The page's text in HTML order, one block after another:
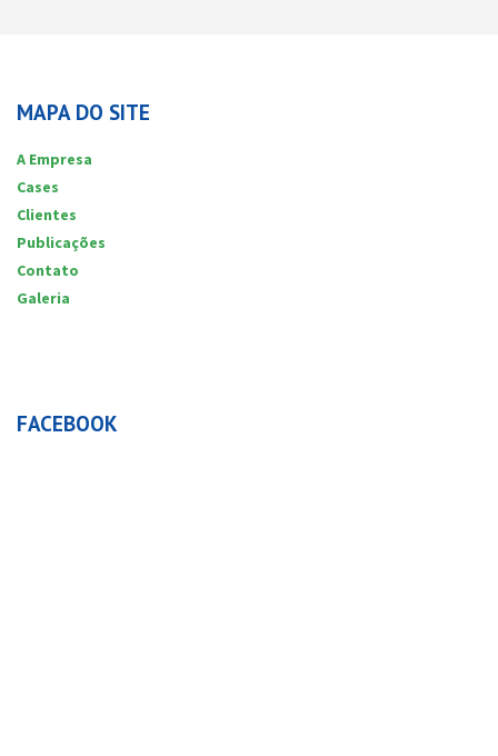
MAPA DO SITE
A Empresa
Cases
Clientes
Publicações
Contato
Galeria
FACEBOOK